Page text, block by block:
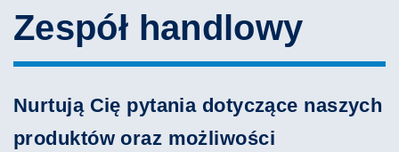
Zespół handlowy
Nurtują Cię pytania dotyczące naszych
produktów oraz możliwości